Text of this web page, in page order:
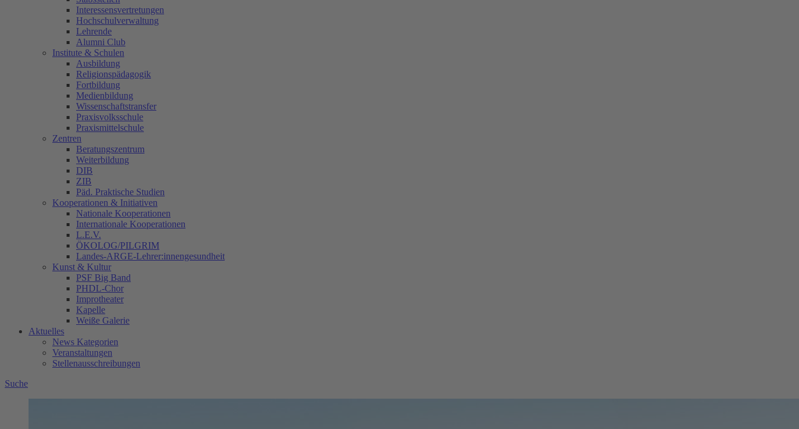
Interessensvertretungen
Hochschulverwaltung
Lehrende
Alumni Club
Institute & Schulen
Ausbildung
Religionspädagogik
Fortbildung
Medienbildung
Wissenschaftstransfer
Praxisvolksschule
Praxismittelschule
Zentren
Beratungszentrum
Weiterbildung
DIB
ZIB
Päd. Praktische Studien
Kooperationen & Initiativen
Nationale Kooperationen
Internationale Kooperationen
L.E.V.
ÖKOLOG/PILGRIM
Landes-ARGE-Lehrer:innengesundheit
Kunst & Kultur
PSF Big Band
PHDL-Chor
Improtheater
Kapelle
Weiße Galerie
Aktuelles
News Kategorien
Veranstaltungen
Stellenausschreibungen
Suche